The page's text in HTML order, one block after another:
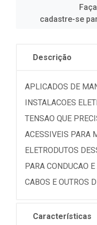
cadastre-se
Descrição
APLICADOS DE
INSTALACOES
TENSAO QUE
ACESSIVEIS PARA
ELETRODUTOS
PARA CONDUCAO
CABOS E OUTROS
Características